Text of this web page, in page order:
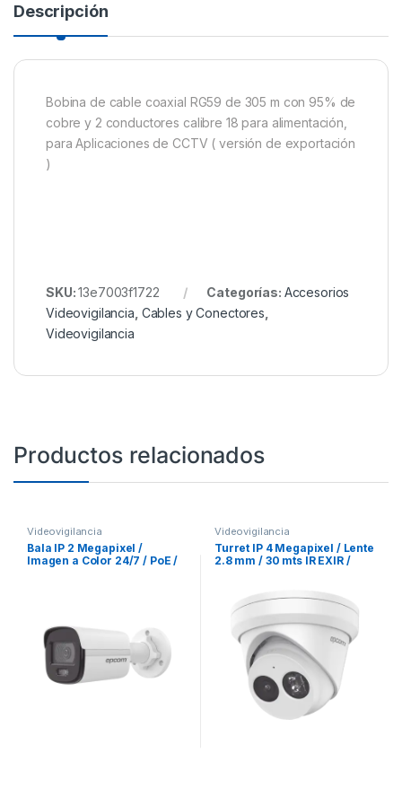
Descripción
Bobina de cable coaxial RG59 de 305 m con 95% de
cobre y 2 conductores calibre 18 para alimentación,
para Aplicaciones de CCTV ( versión de exportación
)
SKU:13e7003f1722 Categorías: Accesorios
Videovigilancia Cables y Conectores
Videovigilancia
Productos relacionados
Videovigilancia
Bala IP 2 Megapixel /
Imagen a Color 24/7 / PoE /
Videovigilancia
Turret IP 4 Megapixel / Lente
2.8 mm / 30 mts IR EXIR /
Falsas Alarmas) / Micrófono
Integrado / Ultra Baja
Iluminación